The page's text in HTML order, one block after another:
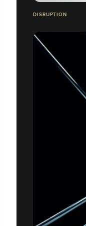
DISRUPTION